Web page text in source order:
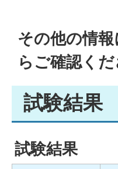
その他の情
らご確認くだ
試験結果
試験結果